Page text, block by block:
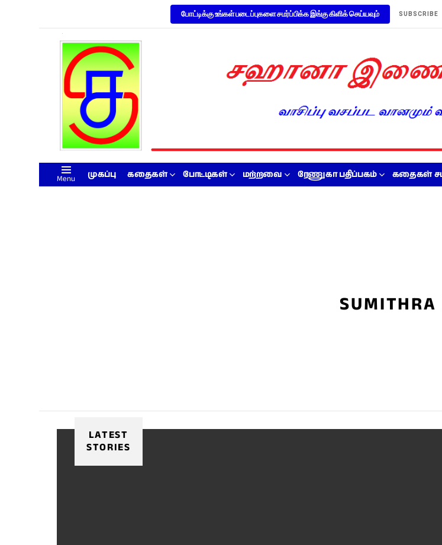
போட்டிக்கு உங்கள் படைப்புகளை சமர்ப்பிக்க இங்கு கிளிக் செய்யவும் SUBSCRIBE
Menu முகப்பு கதைகள் போட்டிகள் மற்றவை ரேணுகா பதிப்பகம் கதைகள்
SUMITHRA
LATEST
STORIES